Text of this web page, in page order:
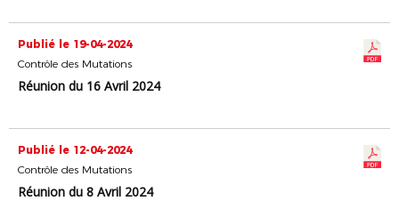
Publié le 19-04-2024
Contrôle des Mutations
Réunion du 16 Avril 2024
Publié le 12-04-2024
Contrôle des Mutations
Réunion du 8 Avril 2024